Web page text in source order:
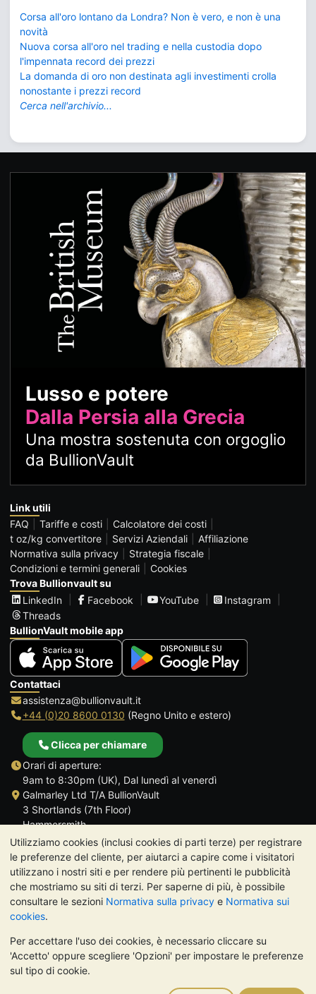
Utilizziamo cookies (inclusi cookies di parti terze) per registrare
le preferenze del cliente, per aiutarci a capire come i visitatori
utilizzano i nostri siti e per rendere più pertinenti le pubblicità
che mostriamo su siti di terzi. Per saperne di più, è possibile
consultare le sezioni Normativa sulla privacy e Normativa sui
cookies.
Per accettare l'uso dei cookies, è necessario cliccare su
'Accetto' oppure scegliere 'Opzioni' per impostare le preferenze
sul tipo di cookie.
Corsa all'oro lontano da Londra? Non è vero, e non è una
novità
Nuova corsa all'oro nel trading e nella custodia dopo
l'impennata record dei prezzi
La domanda di oro non destinata agli investimenti crolla
nonostante i prezzi record
Cerca nell'archivio...
Lusso e potere
Dalla Persia alla Grecia
Una mostra sostenuta con orgoglio
da BullionVault
Link utili
FAQ
Tariffe e costi
Calcolatore dei costi
t oz/kg convertitore
Servizi Aziendali
Affiliazione
Normativa sulla privacy
Strategia fiscale
Condizioni e termini generali
Cookies
Trova Bullionvault su
LinkedIn
Facebook YouTube
Instagram
Threads
BullionVault mobile app
Contattaci
assistenza@bullionvault.it
+44 (0)20 8600 0130 (Regno Unito e estero)
Clicca per chiamare
Orari di aperture:
9am to 8:30pm (UK), Dal lunedì al venerdì
Galmarley Ltd T/A BullionVault
3 Shortlands (7th Floor)
Hammersmith
Londra
W6 8DA
Regno Unito
TrustScore 4.7 | 488 recensioni
NOTA BENE: Il valore dei metalli preziosi può diminuire o
aumentare, e i trend storici non sono predittori dell'andamento
futuro. Nulla di quanto contenuto nei siti web di BullionVault o